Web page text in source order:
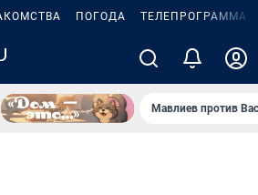
ПОГОДА ТЕЛЕПРОГРАММА
Мавлиев против